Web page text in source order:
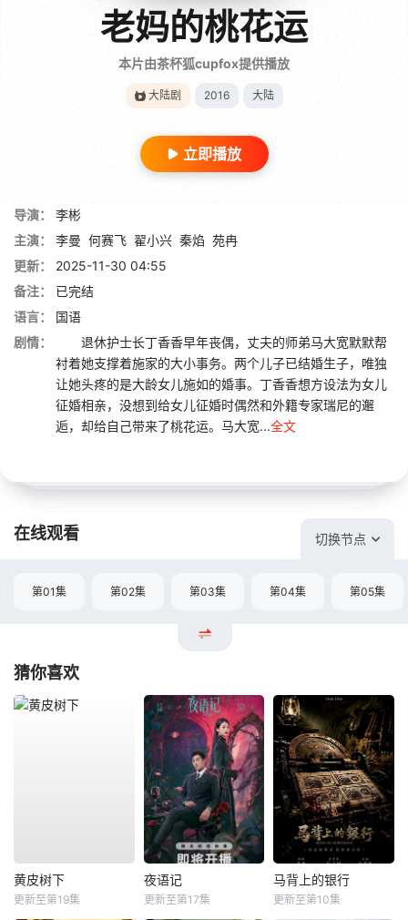
老妈的桃花运
本片由茶杯狐cupfox提供播放
大陆剧 2016 大陆
立即播放
导演：
李彬
主演：
李曼 何赛飞 翟小兴 秦焰 苑冉
更新：
2025-11-30 04:55
备注：
已完结
语言：
国语
剧情：
退休护士长丁香香早年丧偶，丈夫的师弟马大宽默默帮
衬着她支撑着施家的大小事务。两个儿子已结婚生子，唯独
让她头疼的是大龄女儿施如的婚事。丁香香想方设法为女儿
征婚相亲，没想到给女儿征婚时偶然和外籍专家瑞尼的邂
逅，却给自己带来了桃花运。马大宽...全文
在线观看 切换节点
第01集 第02集 第03集 第04集 第05集
猜你喜欢
黄皮树下
更新至第19集
夜语记
更新至第17集
马背上的银行
更新至第10集